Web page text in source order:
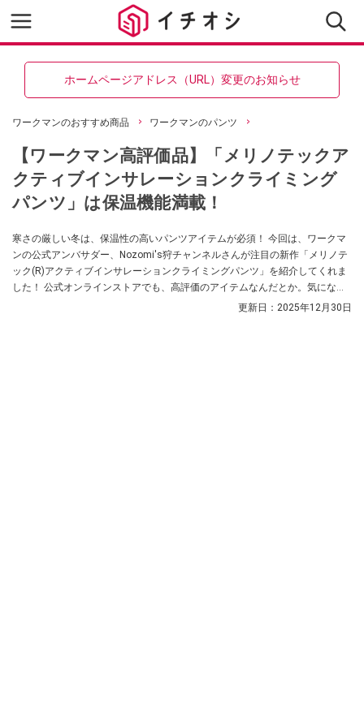
ホームページアドレス（URL）変更のお知らせ
ワークマンのおすすめ商品 ワークマンのパンツ
【ワークマン高評価品】「メリノテックア
クティブインサレーションクライミング
パンツ」は保温機能満載！
寒さの厳しい冬は、保温性の高いパンツアイテムが必須！ 今回は、ワークマ
ンの公式アンバサダー、Nozomi's狩チャンネルさんが注目の新作「メリノテ
ック(R)アクティブインサレーションクライミングパンツ」を紹介してくれま
した！ 公式オンラインストアでも、高評価のアイテムなんだとか。気になる
更新日： 2025年12月30日